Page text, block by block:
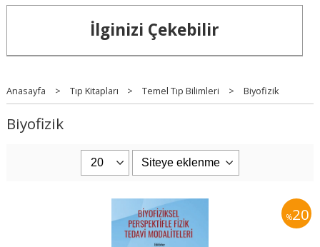
İlginizi Çekebilir
Anasayfa > Tıp Kitapları > Temel Tıp Bilimleri > Biyofizik
Biyofizik
%20